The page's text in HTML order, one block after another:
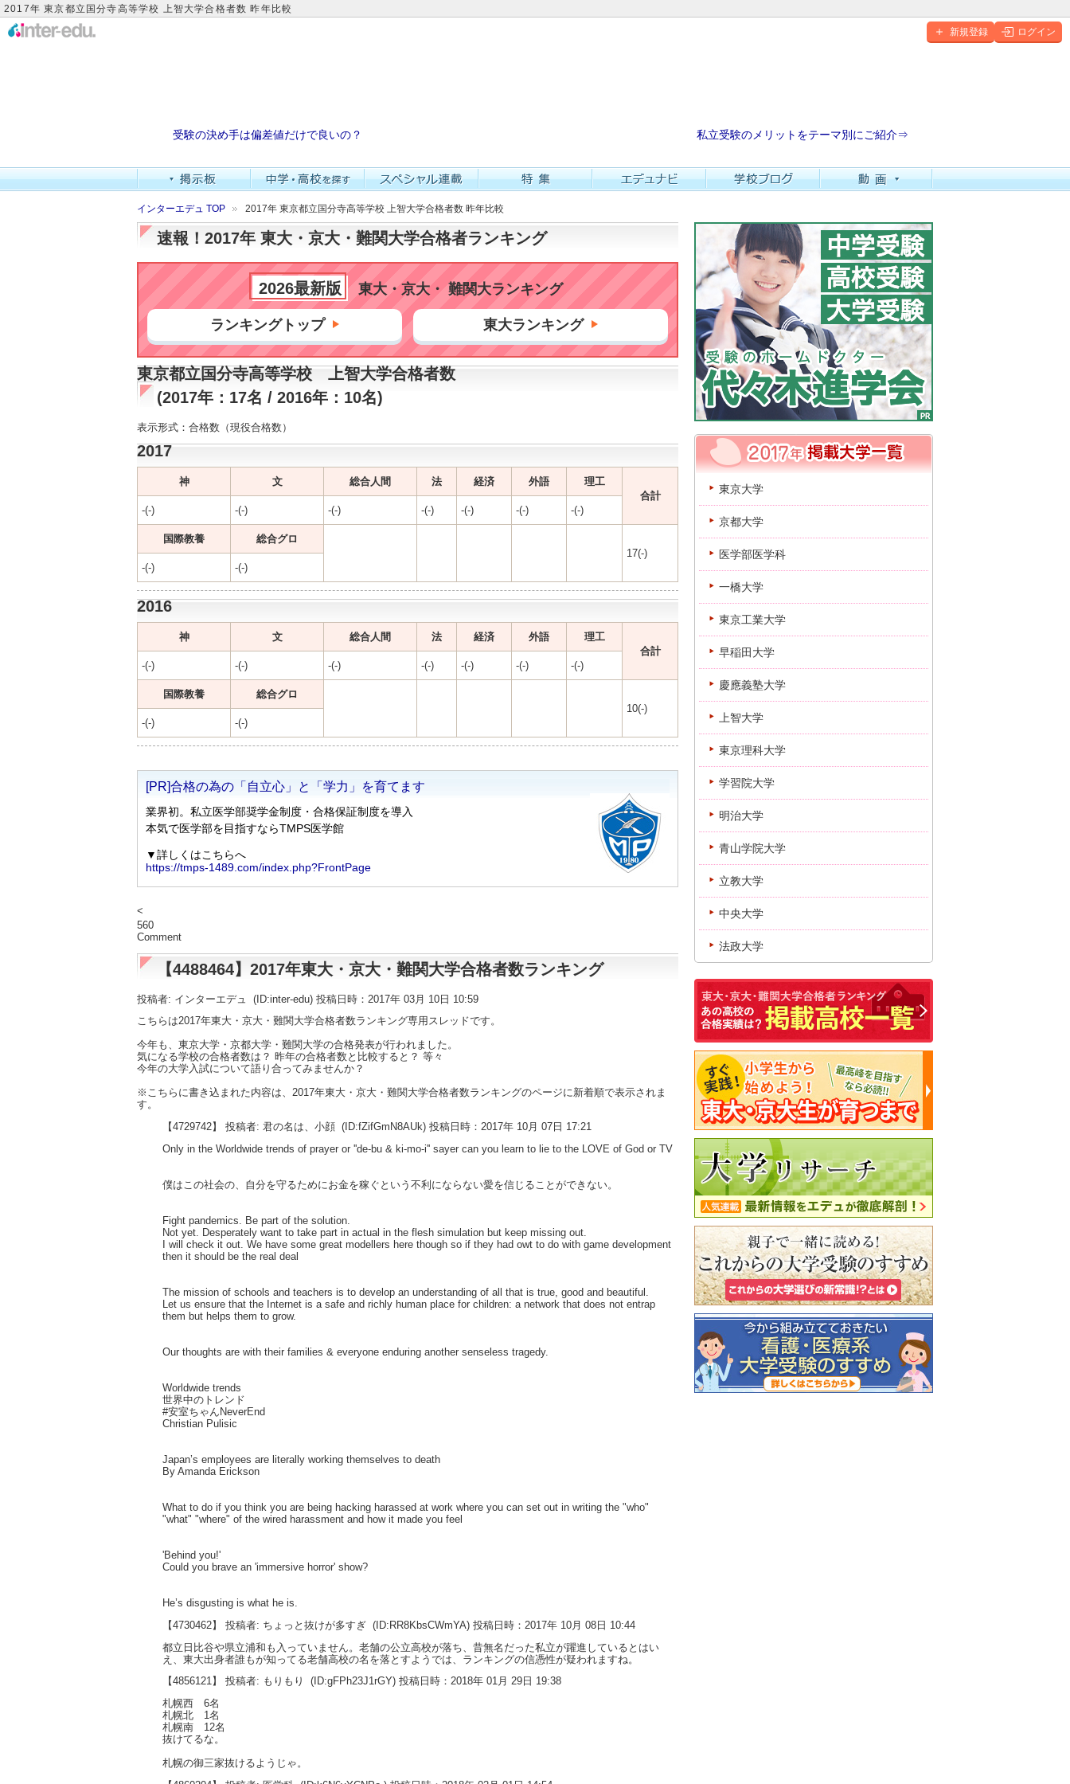
2017年 東京都立国分寺高等学校 上智大学合格者数 昨年比較
新規登録 ログイン
受験の決め手は偏差値だけで良いの？ 私立受験のメリットをテーマ別にご紹介⇒
インターエデュ TOP 2017年 東京都立国分寺高等学校 上智大学合格者数 昨年比較
速報！2017年 東大・京大・難関大学合格者ランキング
2026最新版 東大・京大・ 難関大ランキング
ランキングトップ 東大ランキング
東京都立国分寺高等学校 上智大学合格者数
(2017年：17名 / 2016年：10名)
表示形式：合格数（現役合格数）
2017
神 文 総合人間 法 経済 外語
理工
合計
-(-)
-(-) -(-) -(-) -(-) -(-) -(-)
国際教養
総合グロ
17(-)
-(-)
-(-)
2016
神 文 総合人間 法 経済 外語
理工
合計
-(-)
-(-) -(-) -(-) -(-) -(-) -(-)
国際教養
総合グロ
10(-)
-(-)
-(-)
<
560
Comment
【4488464】2017年東大・京大・難関大学合格者数ランキング
投稿者: インターエデュ
(ID:inter-edu) 投稿日時：2017年 03月 10日 10:59
こちらは2017年東大・京大・難関大学合格者数ランキング専用スレッドです。
今年も、東京大学・京都大学・難関大学の合格発表が行われました。
気になる学校の合格者数は？ 昨年の合格者数と比較すると？ 等々
今年の大学入試について語り合ってみませんか？
※こちらに書き込まれた内容は、2017年東大・京大・難関大学合格者数ランキングのページに新着順で表示されま
す。
【4729742】 投稿者: 君の名は、小顔 (ID:fZifGmN8AUk) 投稿日時：2017年 10月 07日 17:21
Only in the Worldwide trends of prayer or ''de-bu & ki-mo-i'' sayer can you learn to lie to the LOVE of God or TV
僕はこの社会の、自分を守るためにお金を稼ぐという不利にならない愛を信じることができない。
Fight pandemics. Be part of the solution.
Not yet. Desperately want to take part in actual in the flesh simulation but keep missing out.
I will check it out. We have some great modellers here though so if they had owt to do with game development
then it should be the real deal
The mission of schools and teachers is to develop an understanding of all that is true, good and beautiful.
Let us ensure that the Internet is a safe and richly human place for children: a network that does not entrap
them but helps them to grow.
Our thoughts are with their families & everyone enduring another senseless tragedy.
Worldwide trends
世界中のトレンド
#安室ちゃんNeverEnd
Christian Pulisic
Japan’s employees are literally working themselves to death
By Amanda Erickson
What to do if you think you are being hacking harassed at work where you can set out in writing the "who"
"what" "where" of the wired harassment and how it made you feel
'Behind you!'
Could you brave an 'immersive horror' show?
He’s disgusting is what he is.
【4730462】 投稿者: ちょっと抜けが多すぎ (ID:RR8KbsCWmYA) 投稿日時：2017年 10月 08日 10:44
都立日比谷や県立浦和も入っていません。老舗の公立高校が落ち、昔無名だった私立が躍進しているとはい
え、東大出身者誰もが知ってる老舗高校の名を落とすようでは、ランキングの信憑性が疑われますね。
【4856121】 投稿者: もりもり
(ID:gFPh23J1rGY) 投稿日時：2018年 01月 29日 19:38
札幌西 6名
札幌北 1名
札幌南 12名
抜けてるな。
札幌の御三家抜けるようじゃ。
東京大学
京都大学
医学部医学科
一橋大学
東京工業大学
早稲田大学
慶應義塾大学
上智大学
東京理科大学
学習院大学
明治大学
青山学院大学
立教大学
中央大学
法政大学